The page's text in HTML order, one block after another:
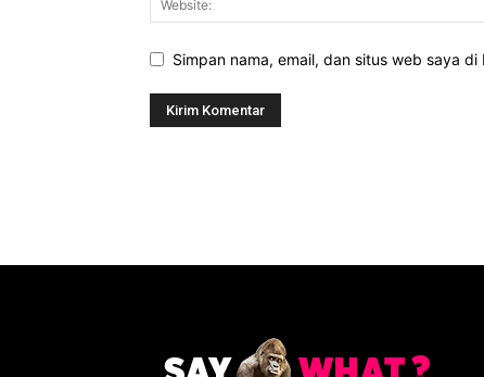
Simpan nama, email, dan situs web saya